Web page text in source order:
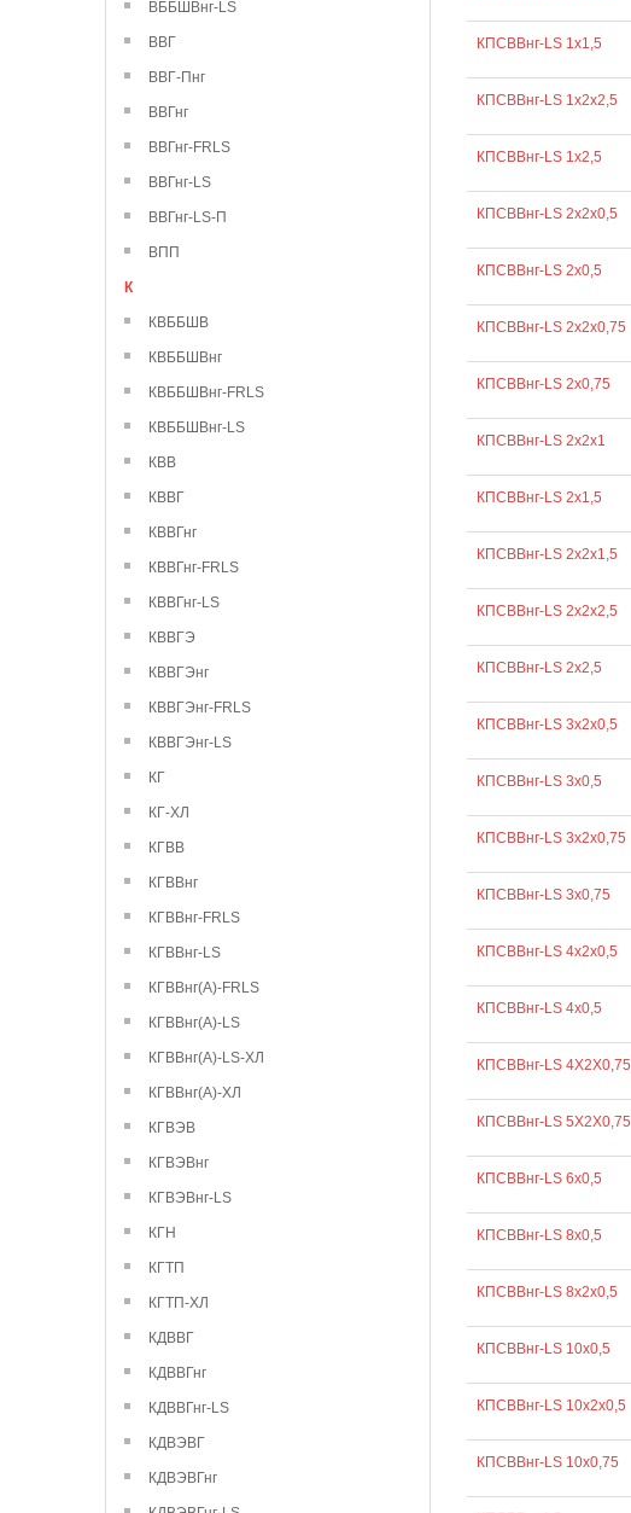
ВББШВнг-LS
ВВГ
ВВГ-Пнг
ВВГнг
ВВГнг-FRLS
ВВГнг-LS
ВВГнг-LS-П
ВПП
К
КВББШВ
КВББШВнг
КВББШВнг-FRLS
КВББШВнг-LS
КВВ
КВВГ
КВВГнг
КВВГнг-FRLS
КВВГнг-LS
КВВГЭ
КВВГЭнг
КВВГЭнг-FRLS
КВВГЭнг-LS
КГ
КГ-ХЛ
КГВВ
КГВВнг
КГВВнг-FRLS
КГВВнг-LS
КГВВнг(А)-FRLS
КГВВнг(А)-LS
КГВВнг(А)-LS-ХЛ
КГВВнг(А)-ХЛ
КГВЭВ
КГВЭВнг
КГВЭВнг-LS
КГН
КГТП
КГТП-ХЛ
КДВВГ
КДВВГнг
КДВВГнг-LS
КДВЭВГ
КДВЭВГнг
КПСВВнг-LS 1х1,5
КПСВВнг-LS 1х2х2,5
КПСВВнг-LS 1х2,5
КПСВВнг-LS 2х2х0,5
КПСВВнг-LS 2х0,5
КПСВВнг-LS 2х2х0,75
КПСВВнг-LS 2х0,75
КПСВВнг-LS 2х2х1
КПСВВнг-LS 2х1,5
КПСВВнг-LS 2х2х1,5
КПСВВнг-LS 2х2х2,5
КПСВВнг-LS 2х2,5
КПСВВнг-LS 3х2х0,5
КПСВВнг-LS 3х0,5
КПСВВнг-LS 3х2х0,75
КПСВВнг-LS 3х0,75
КПСВВнг-LS 4х2х0,5
КПСВВнг-LS 4х0,5
КПСВВнг-LS 4Х2Х0,75
КПСВВнг-LS 5Х2Х0,75
КПСВВнг-LS 6х0,5
КПСВВнг-LS 8х0,5
КПСВВнг-LS 8х2х0,5
КПСВВнг-LS 10х0,5
КПСВВнг-LS 10х2х0,5
КПСВВнг-LS 10х0,75